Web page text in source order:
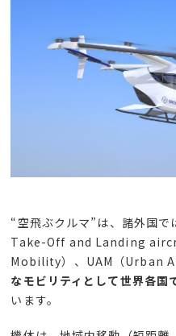
“空飛ぶクルマ”は、諸外国で
Take-Off and Landing
Mobility）、 UAM （Urban
なモビリティとして世界各国
います。